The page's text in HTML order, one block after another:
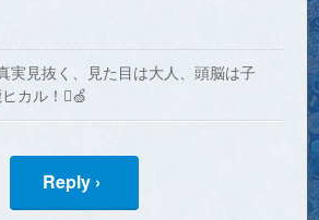
実見抜く、見た目は大人、頭脳は子
カル！🍏
Reply ›